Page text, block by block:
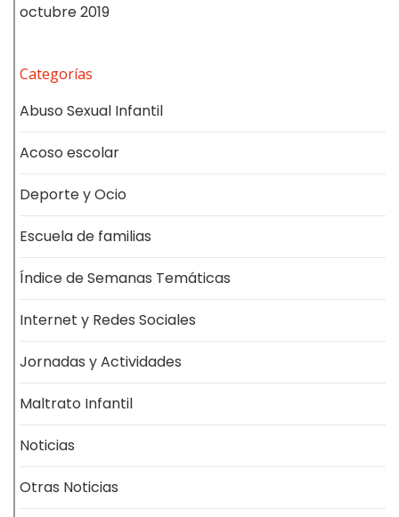
octubre 2019
Categorías
Abuso Sexual Infantil
Acoso escolar
Deporte y Ocio
Escuela de familias
Índice de Semanas Temáticas
Internet y Redes Sociales
Jornadas y Actividades
Maltrato Infantil
Noticias
Otras Noticias